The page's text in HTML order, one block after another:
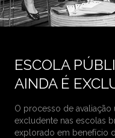
ESCOLA
AINDA É
O processo de
excludente nas escolas
explorado em benefício